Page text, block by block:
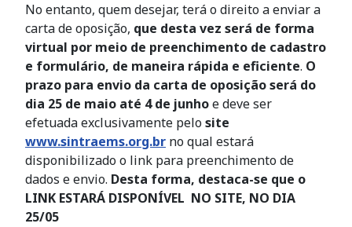
No entanto, quem desejar, terá o direito a enviar a
carta de oposição, que desta vez será de forma
virtual por meio de preenchimento de cadastro
e formulário, de maneira rápida e eficiente. O
prazo para envio da carta de oposição será do
dia 25 de maio até 4 de junhoe deve ser
efetuada exclusivamente pelosite
www.sintraems.org.br no qual estará
disponibilizado o link para preenchimento de
dados e envio. Desta forma, destaca-se que o
LINK ESTARÁ DISPONÍVEL NO SITE, NO DIA
25/05